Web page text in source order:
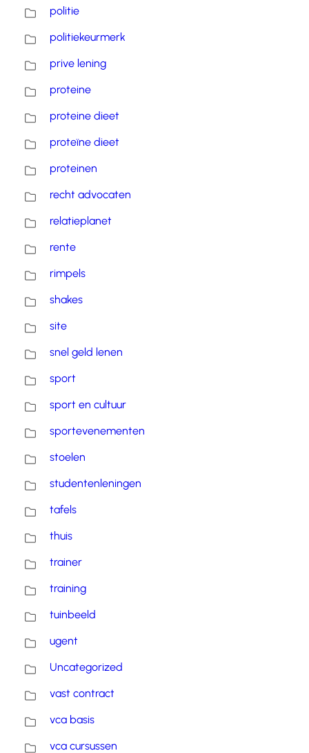
politie
politiekeurmerk
prive lening
proteine
proteine dieet
proteïne dieet
proteinen
recht advocaten
relatieplanet
rente
rimpels
shakes
site
snel geld lenen
sport
sport en cultuur
sportevenementen
stoelen
studentenleningen
tafels
thuis
trainer
training
tuinbeeld
ugent
Uncategorized
vast contract
vca basis
vca cursussen